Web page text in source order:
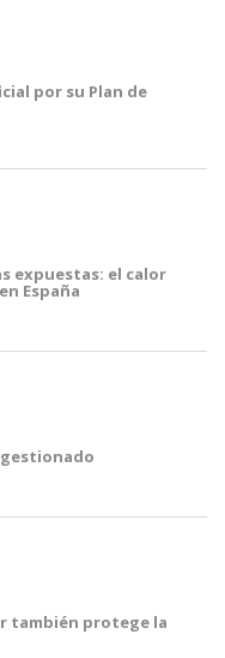
por su Plan de
expuestas: el calor
España
también protege la